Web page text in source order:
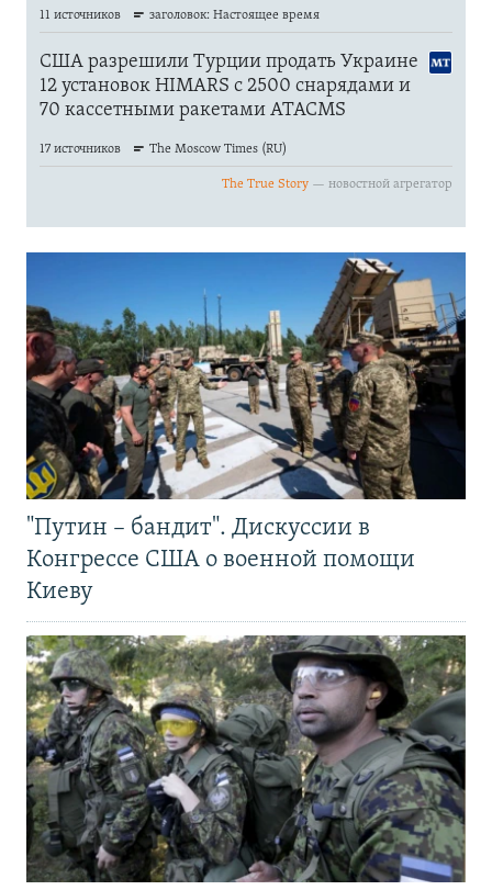
"Путин – бандит". Дискуссии в
Конгрессе США о военной помощи
Киеву